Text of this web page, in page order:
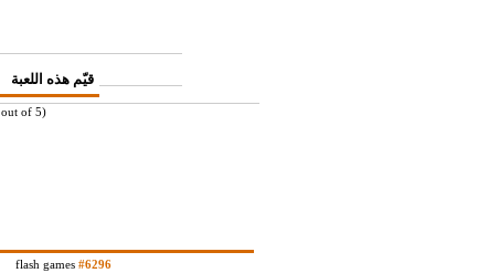
قيّم هذه اللعبة
out of 5)
flash games #6296